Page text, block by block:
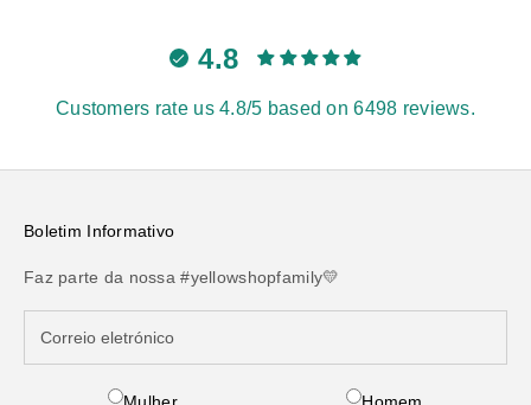
4.8
Customers rate us 4.8/5 based on 6498 reviews.
Boletim Informativo
Faz parte da nossa #yellowshopfamily💛